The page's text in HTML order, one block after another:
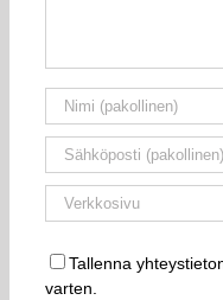
Tallenna
varten.